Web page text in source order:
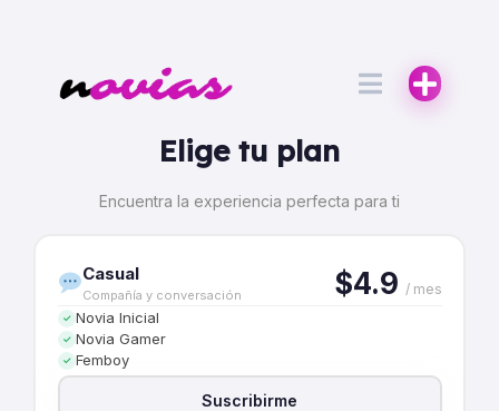
Elige tu plan
Encuentra la experiencia perfecta para ti
Casual
Compañía y conversación $4.9 / mes
✓ Novia Inicial
✓ Novia Gamer
✓ Femboy
Suscribirme